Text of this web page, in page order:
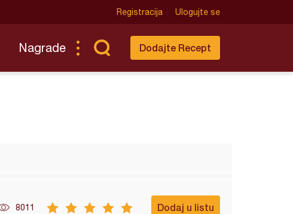
Registracija Ulogujte se
Nagrade Dodajte Recept
8011 Dodaj u listu